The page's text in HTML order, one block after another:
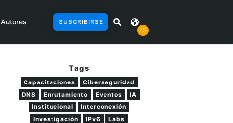
| Autores
SUSCRIBIRSE
ES
Tags
Capacitaciones
Ciberseguridad
DNS
Enrutamiento Eventos
IA
Institucional
Interconexión
Investigación
IPv6
Labs